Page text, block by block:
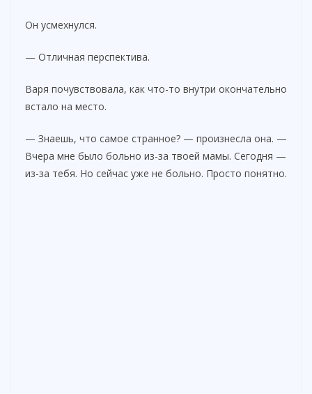
Он усмехнулся.
— Отличная перспектива.
Варя почувствовала, как что-то внутри окончательно
встало на место.
— Знаешь, что самое странное? — произнесла она. —
Вчера мне было больно из-за твоей мамы. Сегодня —
из-за тебя. Но сейчас уже не больно. Просто понятно.